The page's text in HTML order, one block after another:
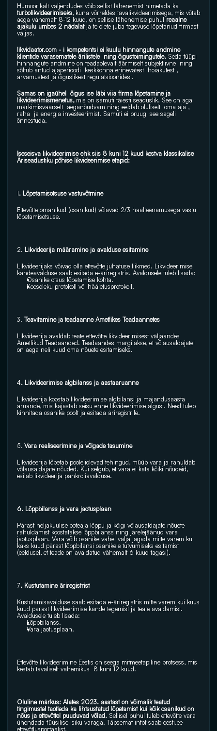
Humoorikalt väljendudes võib sellist lähenemist nimetada ka
turbolikvideerimiseks, kuna võrreldes tavalikvideerimisega, mis võtab
aega vähemalt 8-12 kuud, on sellise lähenemise puhul reaalne
ajakulu umbes 2 nädalat ja te olete juba tegevuse lõpetanud firmast
väljas.
likvidaator.com - i kompetentsi ei kuulu hinnangute andmine
klientide varasematele ärilistele  ning õigustoimingutele. Seda tüüpi
hinnangute andmine on teadaolevalt äärmiselt subjektiivne  ning
sõltub antud ajaperioodi  keskkonna erinevatest  hoiakutest ,
arvamustest ja õiguslikest regulatsioonidest.
Samas on igaühel  õigus ise läbi viia firma lõpetamine ja
likvideerimismenetus, mis on samuti täiesti seaduslik. See on aga
märkimisväärselt  aeganõudvam ning eeldab oluliselt  oma aja ,
raha  ja energia investeerimist. Samuti ei pruugi see sageli
õnnestuda.
Iseseisva likvideerimise ehk siis 8 kuni 12 kuud kestva klassikalise
Äriseadustiku põhise likvideerimise etapid:
1. Lõpetamisotsuse vastuvõtmine
Ettevõtte omanikud (osanikud) võtavad 2/3 häälteenamusega vastu
lõpetamisotsuse.
2. Likvideerija määramine ja avalduse esitamine
Likvideerijaks võivad olla ettevõtte juhatuse liikmed. Likvideerimise
kandeavalduse saab esitada e-äriregistris. Avaldusele tuleb lisada:
Osanike otsus lõpetamise kohta.
Koosoleku protokoll või hääletusprotokoll.
3. Teavitamine ja teadaanne Ametlikes Teadaannetes
Likvideerija avaldab teate ettevõtte likvideerimisest väljaandes
Ametlikud Teadaanded. Teadaandes märgitakse, et võlausaldajatel
on aega neli kuud oma nõuete esitamiseks.
4. Likvideerimise algbilanss ja aastaaruanne
Likvideerija koostab likvideerimise algbilansi ja majandusaasta
aruande, mis kajastab seisu enne likvideerimise algust. Need tuleb
kinnitada osanike poolt ja esitada äriregistrile.
5. Vara realiseerimine ja võlgade tasumine
Likvideerija lõpetab pooleliolevad tehingud, müüb vara ja rahuldab
võlausaldajate nõuded. Kui selgub, et vara ei kata kõiki nõudeid,
esitab likvideerija pankrotiavalduse.
6. Lõppbilanss ja vara jaotusplaan
Pärast neljakuulise ooteaja lõppu ja kõigi võlausaldajate nõuete
rahuldamist koostatakse lõppbilanss ning järelejäänud vara
jaotusplaan. Vara võib osanike vahel välja jagada mitte varem kui
kaks kuud pärast lõppbilansi osanikele tutvumiseks esitamist
(eeldusel, et teade on avaldatud vähemalt 6 kuud tagasi).
7. Kustutamine äriregistrist
Kustutamisavalduse saab esitada e-äriregistris mitte varem kui kuus
kuud pärast likvideerimise kande tegemist ja teate avaldamist.
Avaldusele tuleb lisada:
Lõppbilanss.
Vara jaotusplaan.
Ettevõtte likvideerimine Eestis on seega mitmeetapiline protsess, mis
kestab tavaliselt vahemikus  8 kuni 12 kuud.
Oluline märkus: Alates 2023. aastast on võimalik teatud
tingimustel taotleda ka lihtsustatud lõpetamist kui kõik osanikud on
nõus ja ettevõttel puuduvad võlad. Sellisel puhul tuleb ettevõtte vara
ühendada füüsilise isiku varaga. Täpsemat infot saab eesti.ee
ettevõtlusportaalist.